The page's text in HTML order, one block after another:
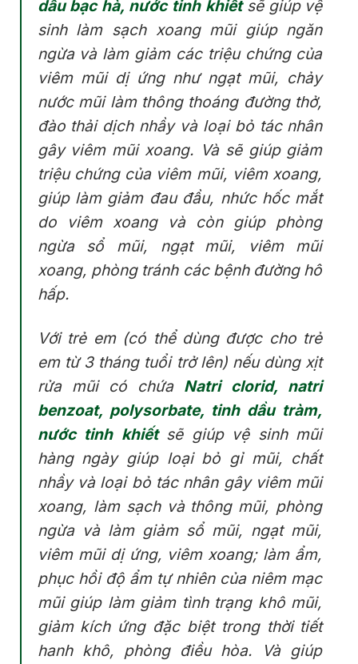
dầu bạc hà, nước tinh khiếtsẽ giúp vệ
sinh làm sạch xoang mũi giúp ngăn
ngừa và làm giảm các triệu chứng của
viêm mũi dị ứng như ngạt mũi, chảy
nước mũi làm thông thoáng đường thở,
đào thải dịch nhầy và loại bỏ tác nhân
gây viêm mũi xoang. Và sẽ giúp giảm
triệu chứng của viêm mũi, viêm xoang,
giúp làm giảm đau đầu, nhức hốc mắt
do viêm xoang và còn giúp phòng
ngừa sổ mũi, ngạt mũi, viêm mũi
xoang, phòng tránh các bệnh đường hô
hấp.
Với trẻ em (có thể dùng được cho trẻ
em từ 3 tháng tuổi trở lên) nếu dùng xịt
rửa mũi có chứa Natri clorid, natri
benzoat, polysorbate, tinh dầu tràm,
nước tinh khiếtsẽ giúp vệ sinh mũi
hàng ngày giúp loại bỏ gỉ mũi, chất
nhầy và loại bỏ tác nhân gây viêm mũi
xoang, làm sạch và thông mũi, phòng
ngừa và làm giảm sổ mũi, ngạt mũi,
viêm mũi dị ứng, viêm xoang; làm ẩm,
phục hồi độ ẩm tự nhiên của niêm mạc
mũi giúp làm giảm tình trạng khô mũi,
giảm kích ứng đặc biệt trong thời tiết
hanh khô, phòng điều hòa. Và giúp